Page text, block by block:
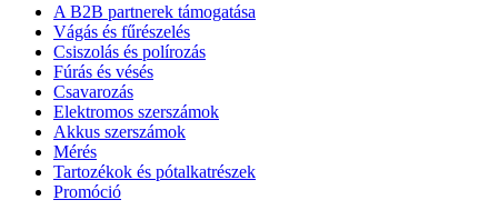
A B2B partnerek támogatása
Vágás és fűrészelés
Csiszolás és polírozás
Fúrás és vésés
Csavarozás
Elektromos szerszámok
Akkus szerszámok
Mérés
Tartozékok és pótalkatrészek
Promóció